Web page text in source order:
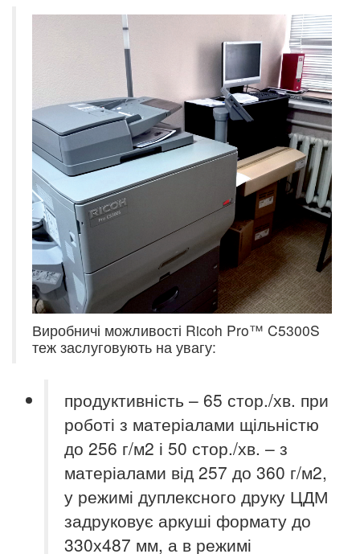
Виробничі можливості Ricoh Pro™ C5300S
теж заслуговують на увагу:
продуктивність – 65 стор./хв. при
роботі з матеріалами щільністю
до 256 г/м2 і 50 стор./хв. – з
матеріалами від 257 до 360 г/м2,
у режимі дуплексного друку ЦДМ
задруковує аркуші формату до
330х487 мм, а в режимі